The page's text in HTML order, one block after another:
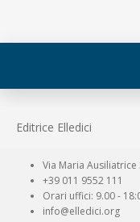
Editrice Elledici
Via Maria Ausiliatrice
+39 011 9552 111
Orari uffici: 9.00 -
info@elledici.org